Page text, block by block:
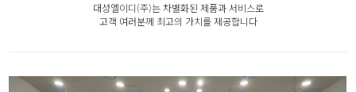
대성엘이디(주)는 차별화된 제품과 서비스로
고객 여러분께 최고의 가치를 제공합니다